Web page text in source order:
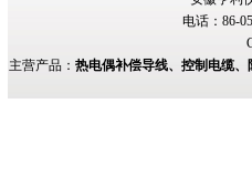
电话：86-
主营产品： 热电偶补偿导线、控制电缆